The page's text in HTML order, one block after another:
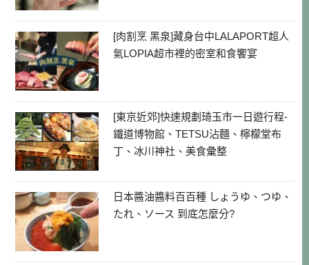
[肉割烹 黑泉]藏身台中LALAPORT超人
氣LOPIA超市裡的密室和食饗宴
[東京近郊]快速規劃琦玉市一日遊行程-
鐵道博物館、TETSU沾麵、檸檬堂布
丁、冰川神社、美食彙整
日本醬油醬料百百種 しょうゆ、つゆ、
たれ、ソース 到底怎麼分?